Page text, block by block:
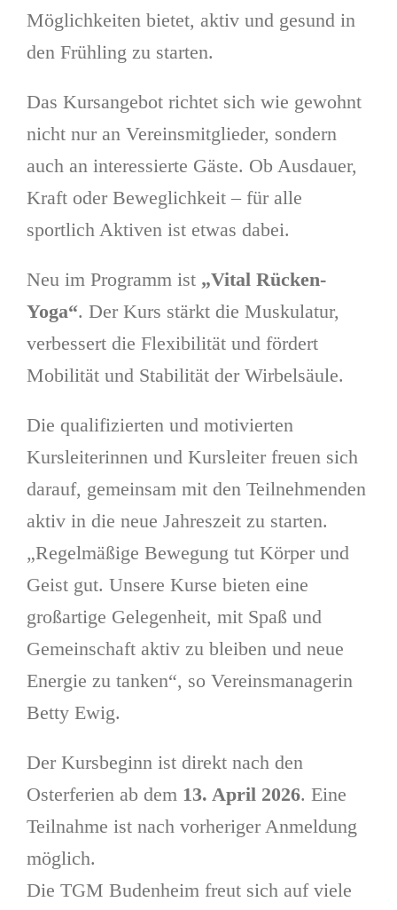
Möglichkeiten bietet, aktiv und gesund in
den Frühling zu starten.
Das Kursangebot richtet sich wie gewohnt
nicht nur an Vereinsmitglieder, sondern
auch an interessierte Gäste. Ob Ausdauer,
Kraft oder Beweglichkeit – für alle
sportlich Aktiven ist etwas dabei.
Neu im Programm ist „Vital Rücken-
Yoga“. Der Kurs stärkt die Muskulatur,
verbessert die Flexibilität und fördert
Mobilität und Stabilität der Wirbelsäule.
Die qualifizierten und motivierten
Kursleiterinnen und Kursleiter freuen sich
darauf, gemeinsam mit den Teilnehmenden
aktiv in die neue Jahreszeit zu starten.
„Regelmäßige Bewegung tut Körper und
Geist gut. Unsere Kurse bieten eine
großartige Gelegenheit, mit Spaß und
Gemeinschaft aktiv zu bleiben und neue
Energie zu tanken“, so Vereinsmanagerin
Betty Ewig.
Der Kursbeginn ist direkt nach den
Osterferien ab dem 13. April 2026. Eine
Teilnahme ist nach vorheriger Anmeldung
möglich.
Die TGM Budenheim freut sich auf viele